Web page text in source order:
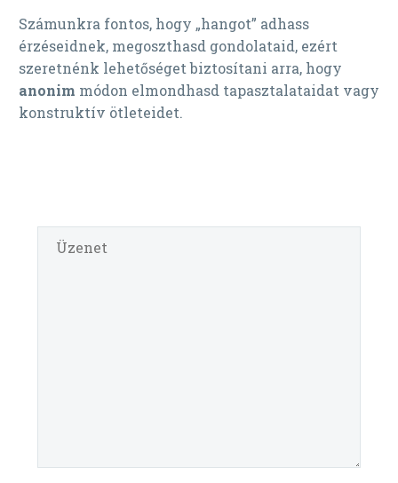
Számunkra fontos, hogy „hangot” adhass
érzéseidnek, megoszthasd gondolataid, ezért
szeretnénk lehetőséget biztosítani arra, hogy
anonim módon elmondhasd tapasztalataidat vagy
konstruktív ötleteidet.